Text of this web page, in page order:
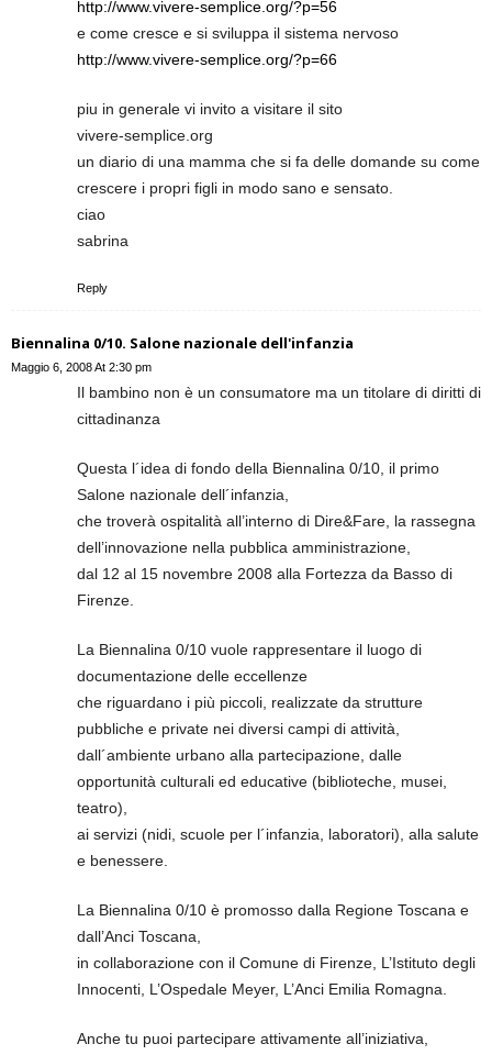
http://www.vivere-semplice.org/?p=56
e come cresce e si sviluppa il sistema nervoso
http://www.vivere-semplice.org/?p=66
piu in generale vi invito a visitare il sito
vivere-semplice.org
un diario di una mamma che si fa delle domande su come
crescere i propri figli in modo sano e sensato.
ciao
sabrina
Reply
Biennalina 0/10. Salone nazionale dell'infanzia
Maggio 6, 2008 At 2:30 pm
Il bambino non è un consumatore ma un titolare di diritti di
cittadinanza
Questa l´idea di fondo della Biennalina 0/10, il primo
Salone nazionale dell´infanzia,
che troverà ospitalità all’interno di Dire&Fare, la rassegna
dell’innovazione nella pubblica amministrazione,
dal 12 al 15 novembre 2008 alla Fortezza da Basso di
Firenze.
La Biennalina 0/10 vuole rappresentare il luogo di
documentazione delle eccellenze
che riguardano i più piccoli, realizzate da strutture
pubbliche e private nei diversi campi di attività,
dall´ambiente urbano alla partecipazione, dalle
opportunità culturali ed educative (biblioteche, musei,
teatro),
ai servizi (nidi, scuole per l´infanzia, laboratori), alla salute
e benessere.
La Biennalina 0/10 è promosso dalla Regione Toscana e
dall’Anci Toscana,
in collaborazione con il Comune di Firenze, L’Istituto degli
Innocenti, L’Ospedale Meyer, L’Anci Emilia Romagna.
Anche tu puoi partecipare attivamente all’iniziativa,